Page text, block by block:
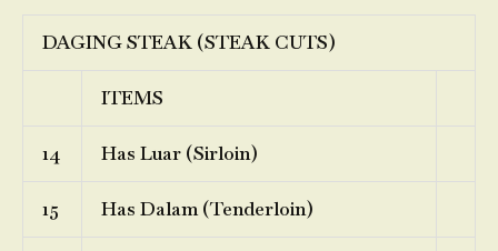
DAGING STEAK (STEAK CUTS)
ITEMS
14 Has Luar (Sirloin)
15 Has Dalam (Tenderloin)